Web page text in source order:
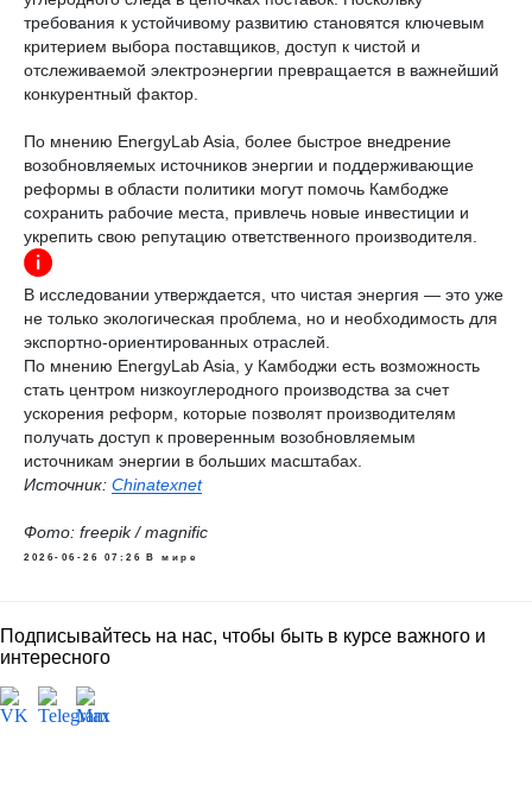
требования к устойчивому развитию становятся ключевым
критерием выбора поставщиков, доступ к чистой и
отслеживаемой электроэнергии превращается в важнейший
конкурентный фактор.
По мнению EnergyLab Asia, более быстрое внедрение
возобновляемых источников энергии и поддерживающие
реформы в области политики могут помочь Камбодже
сохранить рабочие места, привлечь новые инвестиции и
укрепить свою репутацию ответственного производителя.
В исследовании утверждается, что чистая энергия — это уже
не только экологическая проблема, но и необходимость для
экспортно-ориентированных отраслей.
По мнению EnergyLab Asia, у Камбоджи есть возможность
стать центром низкоуглеродного производства за счет
ускорения реформ, которые позволят производителям
получать доступ к проверенным возобновляемым
источникам энергии в больших масштабах.
Источник: Chinatexnet
Фото: freepik / magnific
2026-06-26 07:26 В мире
Подписывайтесь на нас, чтобы быть в курсе важного и
интересного